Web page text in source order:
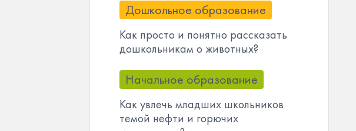
Дошкольное образование
Как просто и понятно рассказать
дошкольникам о животных?
Начальное образование
Как увлечь младших школьников
темой нефти и горючих